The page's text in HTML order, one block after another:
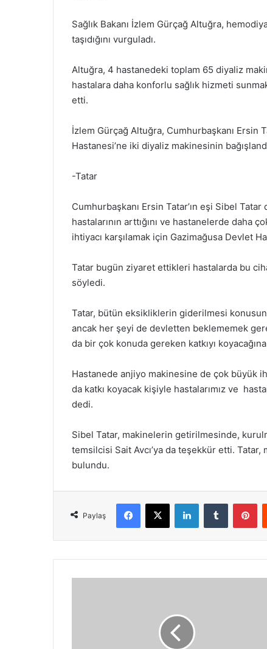
Sağlık Bakanı İzlem Gürçağ Altuğra,
taşıdığını vurguladı.
Altuğra, 4 hastanedeki toplam 65 diyaliz
hastalara daha konforlu sağlık hizmeti
etti.
İzlem Gürçağ Altuğra, Cumhurbaşkanı Ersin
Hastanesi’ne iki diyaliz makinesinin
-Tatar
Cumhurbaşkanı Ersin Tatar’ın eşi Sibel
hastalarının arttığını ve hastanelerde
ihtiyacı karşılamak için Gazimağusa Devlet
Tatar bugün ziyaret ettikleri hastalarda bu
söyledi.
Tatar, bütün eksikliklerin giderilmesi
ancak her şeyi de devletten beklememek
da bir çok konuda gereken katkıyı
Hastanede anjiyo makinesine de çok büyük
da katkı koyacak kişiyle hastalarımız ve
dedi.
Sibel Tatar, makinelerin getirilmesinde,
temsilcisi Sait Avcı’ya da teşekkür etti.
bulundu.
Paylaş
Facebook
X LinkedInTumblr